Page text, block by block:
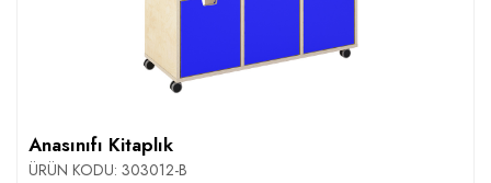
Anasınıfı Kitaplık
ÜRÜN KODU: 303012-B